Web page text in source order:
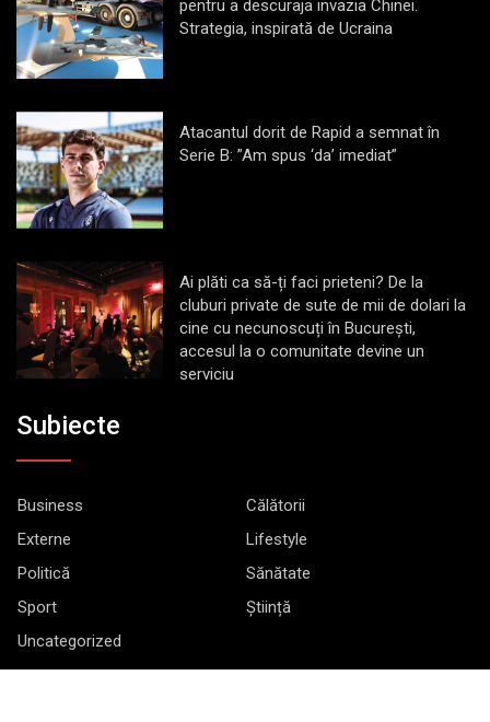
pentru a descuraja invazia Chinei.
Strategia, inspirată de Ucraina
Atacantul dorit de Rapid a semnat în
Serie B: ”Am spus ‘da’ imediat”
Ai plăti ca să-ți faci prieteni? De la
cluburi private de sute de mii de dolari la
cine cu necunoscuți în București,
accesul la o comunitate devine un
serviciu
Subiecte
Business
Călătorii
Externe
Lifestyle
Politică
Sănătate
Sport
Știință
Uncategorized